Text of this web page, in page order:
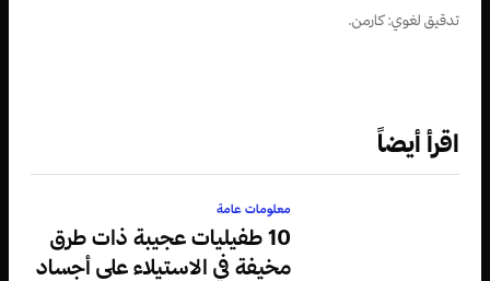
تدقيق لغوي: كارمن.
اقرأ أيضاً
معلومات عامة
10 طفيليات عجيبة ذات طرق
مخيفة في الاستيلاء على أجساد